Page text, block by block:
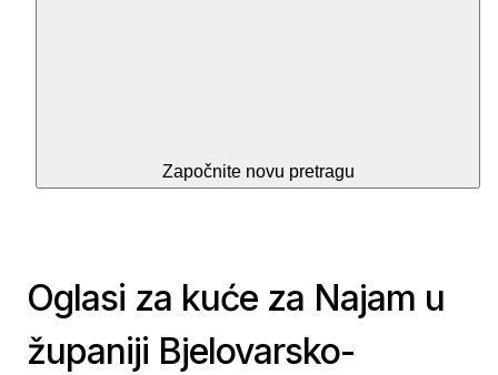
Započnite novu pretragu
Oglasi za kuće za Najam u
županiji Bjelovarsko-